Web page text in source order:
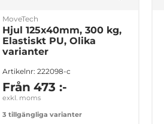
MoveTech
Hjul 125x40mm, 300 kg,
Elastiskt PU, Olika
varianter
Artikelnr: 222098-c
Från 473 :-
exkl. moms
3 tillgängliga varianter